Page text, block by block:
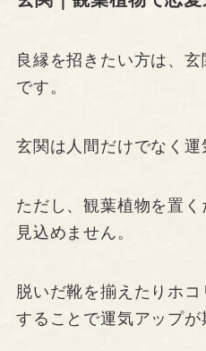
良縁を招きたい方は、
です。
玄関は人間だけでなく運
ただし、観葉植物を置
見込めません。
脱いだ靴を揃えたりホ
することで運気アップが